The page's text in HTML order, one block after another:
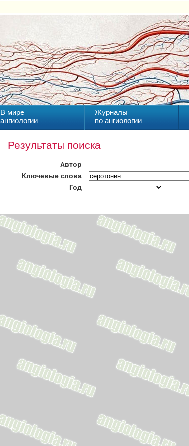
В мире
ангиологии
Журналы
по ангиологии
Результаты поиска
Автор
Ключевые слова
Год